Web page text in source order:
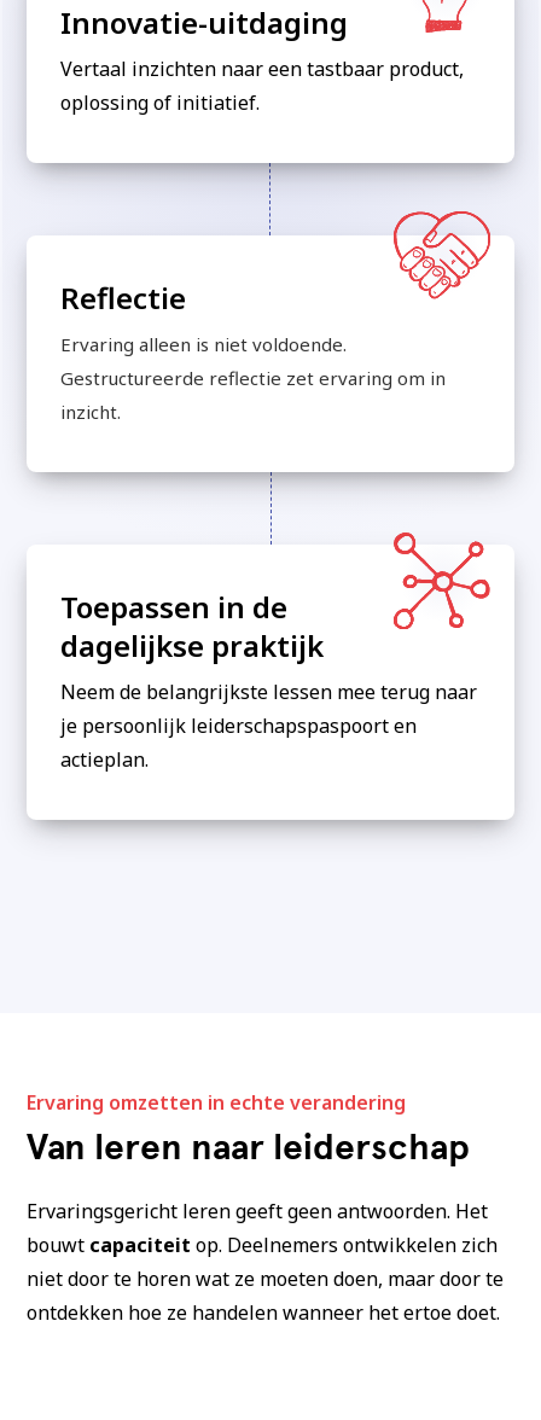
Innovatie-uitdaging
Vertaal inzichten naar een tastbaar product,
oplossing of initiatief.
Reflectie
Ervaring alleen is niet voldoende.
Gestructureerde reflectie zet ervaring om in
inzicht.
Toepassen in de
dagelijkse praktijk
Neem de belangrijkste lessen mee terug naar
je persoonlijk leiderschapspaspoort en
actieplan.
Ervaring omzetten in echte verandering
Van leren naar leiderschap
Ervaringsgericht leren geeft geen antwoorden. Het
bouwt capaciteit op. Deelnemers ontwikkelen zich
niet door te horen wat ze moeten doen, maar door te
ontdekken hoe ze handelen wanneer het ertoe doet.